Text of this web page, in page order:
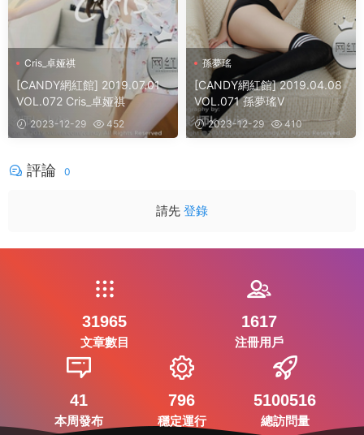
Cris_卓娅祺
[CANDY網紅館] 2019.07.01
VOL.072 Cris_卓娅祺
2023-12-29 452
孫夢瑤
[CANDY網紅館] 2019.04.08
VOL.071 孫夢瑤V
2023-12-29 410
評論 0
請先 登錄
31965
文章數目
1617
注冊用戶
41
本周發布
796
穩定運行
5100516
總訪問量